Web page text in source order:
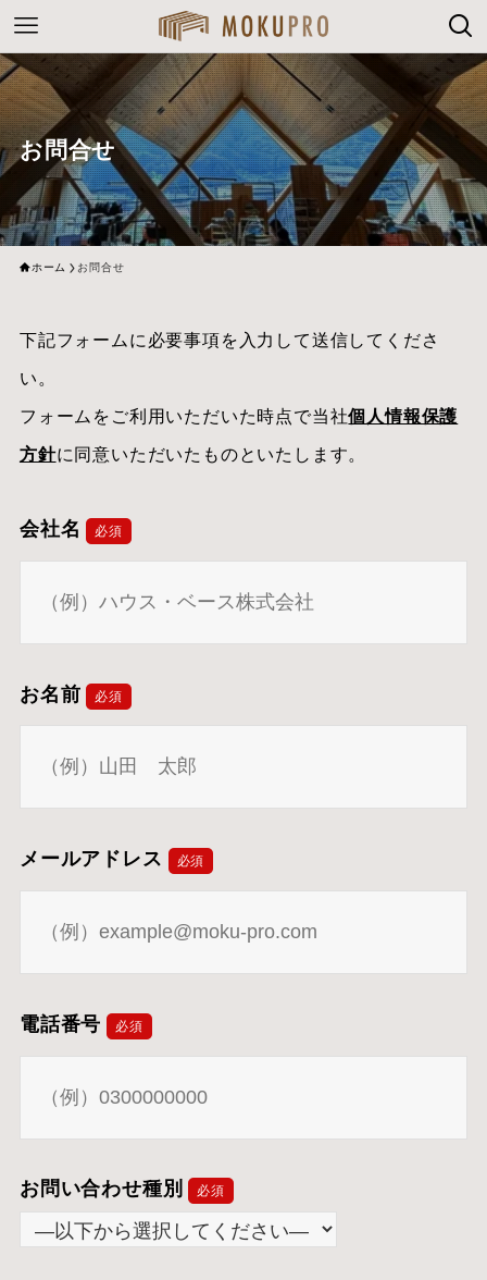
お問合せ
ホーム お問合せ
下記フォームに必要事項を入力して送信してくださ
い。
フォームをご利用いただいた時点で当社個人情報保護
方針に同意いただいたものといたします。
会社名 必須
お名前 必須
メールアドレス 必須
電話番号 必須
お問い合わせ種別 必須